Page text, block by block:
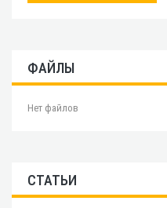
ФАЙЛЫ
Нет файлов
СТАТЬИ